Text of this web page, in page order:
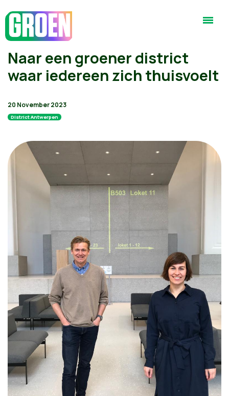
Naar een groener district
waar iedereen zich thuisvoelt
20 November 2023
District Antwerpen